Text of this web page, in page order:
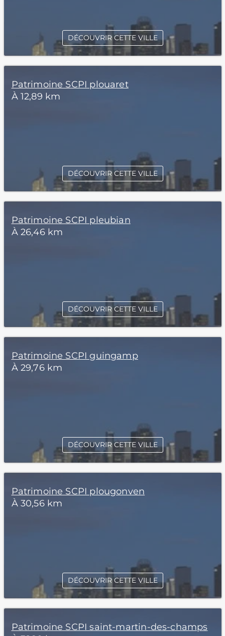
DÉCOUVRIR CETTE VILLE
Patrimoine SCPI plouaret
À 12,89 km
DÉCOUVRIR CETTE VILLE
Patrimoine SCPI pleubian
À 26,46 km
DÉCOUVRIR CETTE VILLE
Patrimoine SCPI guingamp
À 29,76 km
DÉCOUVRIR CETTE VILLE
Patrimoine SCPI plougonven
À 30,56 km
DÉCOUVRIR CETTE VILLE
Patrimoine SCPI saint-martin-des-champs